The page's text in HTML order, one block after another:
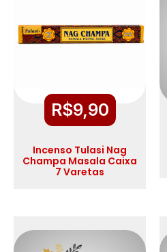
R$9,90
Incenso Tulasi Nag
Champa Masala Caixa
7 Varetas